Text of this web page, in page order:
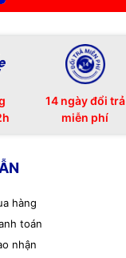
14 ngày đổi trả
miễn phí
hàng
toán
nhận